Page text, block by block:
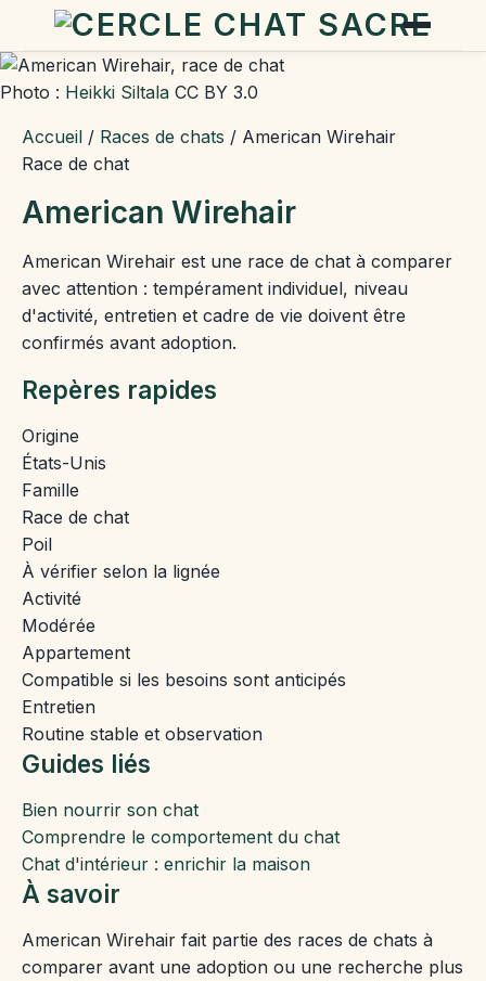
Photo : Heikki Siltala CC BY 3.0
Accueil / Races de chats / American Wirehair
Race de chat
American Wirehair
American Wirehair est une race de chat à comparer
avec attention : tempérament individuel, niveau
d'activité, entretien et cadre de vie doivent être
confirmés avant adoption.
Repères rapides
Origine
États-Unis
Famille
Race de chat
Poil
À vérifier selon la lignée
Activité
Modérée
Appartement
Compatible si les besoins sont anticipés
Entretien
Routine stable et observation
Guides liés
Bien nourrir son chat
Comprendre le comportement du chat
Chat d'intérieur : enrichir la maison
À savoir
American Wirehair fait partie des races de chats à
comparer avant une adoption ou une recherche plus